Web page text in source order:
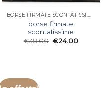
BORSE FIRMATE SCONTATISSIME
borse firmate
scontatissime
€38.00 €24.00